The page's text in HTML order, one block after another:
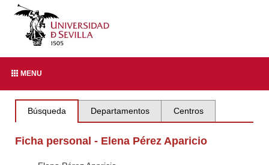
MENU
Búsqueda Departamentos Centros
Ficha personal - Elena Pérez Aparicio